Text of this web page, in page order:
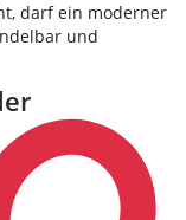
darf ein moderner
und